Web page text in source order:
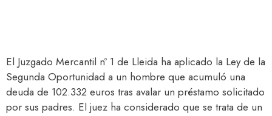
El Juzgado Mercantil nº 1 de Lleida ha aplicado la Ley de la
Segunda Oportunidad a un hombre que acumuló una
deuda de 102.332 euros tras avalar un préstamo solicitado
por sus padres. El juez ha considerado que se trata de un